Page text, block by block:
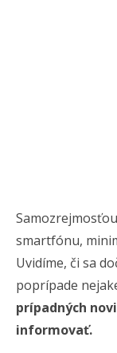
smartfónu,
Uvidíme, či sa
poprípade
prípadných
informovať.